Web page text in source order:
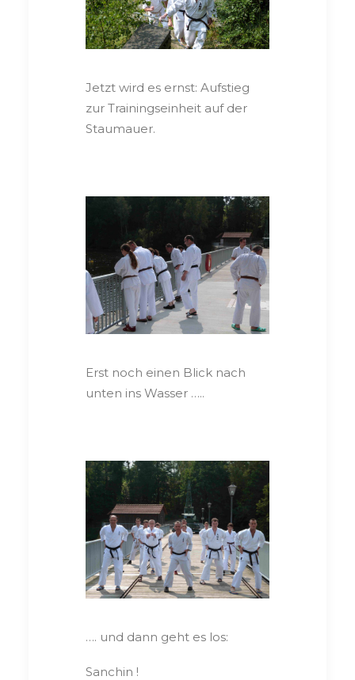
Jetzt wird es ernst: Aufstieg
zur Trainingseinheit auf der
Staumauer.
Erst noch einen Blick nach
unten ins Wasser …..
…. und dann geht es los:
Sanchin !